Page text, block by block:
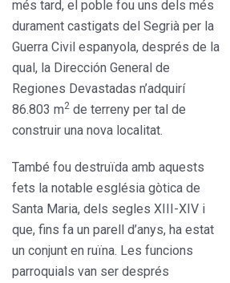
més tard, el poble fou uns dels més
durament castigats del Segrià per la
Guerra Civil espanyola, després de la
qual, la Dirección General de
Regiones Devastadas n’adquirí
86.803 m2 de terreny per tal de
construir una nova localitat.
També fou destruïda amb aquests
fets la notable església gòtica de
Santa Maria, dels segles XIII-XIV i
que, fins fa un parell d’anys, ha estat
un conjunt en ruïna. Les funcions
parroquials van ser després